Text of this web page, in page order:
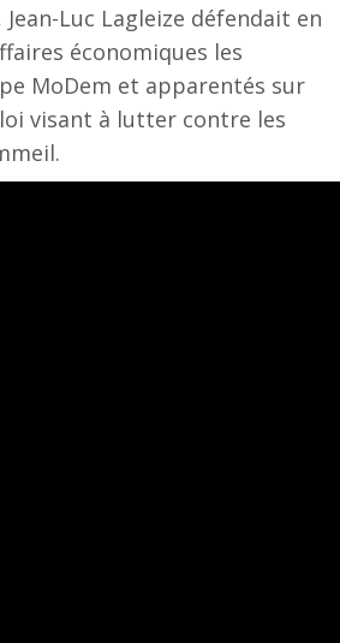
Luc Lagleize défendait en
économiques les
MoDem et apparentés sur
visant à lutter contre les